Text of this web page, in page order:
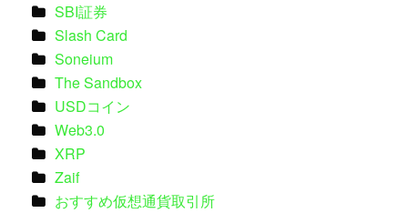
SBI証券
Slash Card
Soneium
The Sandbox
USDコイン
Web3.0
XRP
Zaif
おすすめ仮想通貨取引所